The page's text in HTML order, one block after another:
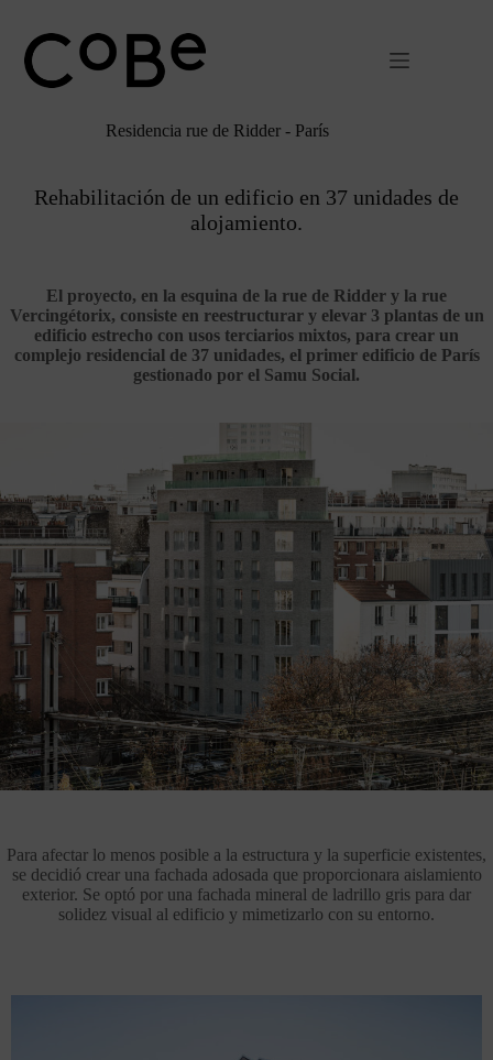
contenido
Residencia rue de Ridder - París
Rehabilitación de un edificio en 37 unidades de
alojamiento.
El proyecto, en la esquina de la rue de Ridder y la rue
Vercingétorix, consiste en reestructurar y elevar 3 plantas de un
edificio estrecho con usos terciarios mixtos, para crear un
complejo residencial de 37 unidades, el primer edificio de París
gestionado por el Samu Social.
Para afectar lo menos posible a la estructura y la superficie existentes,
se decidió crear una fachada adosada que proporcionara aislamiento
exterior. Se optó por una fachada mineral de ladrillo gris para dar
solidez visual al edificio y mimetizarlo con su entorno.